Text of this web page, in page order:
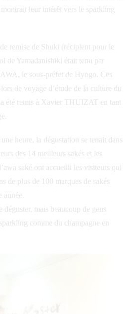
leur intérêt vers le sparkling
remise de Shuki (récipient pour le
de Yamadanishiki était tenu par
le sous-préfet de Hyogo. Ces
de voyage d’étude de la culture du
été remis à Xavier THUIZAT en tant
heure, la dégustation se tenait dans
des 14 meilleurs sakés et les
saké ont accueilli les visiteurs qui
de plus de 100 marques de sakés
déguster, mais beaucoup de gens
comme du champagne en